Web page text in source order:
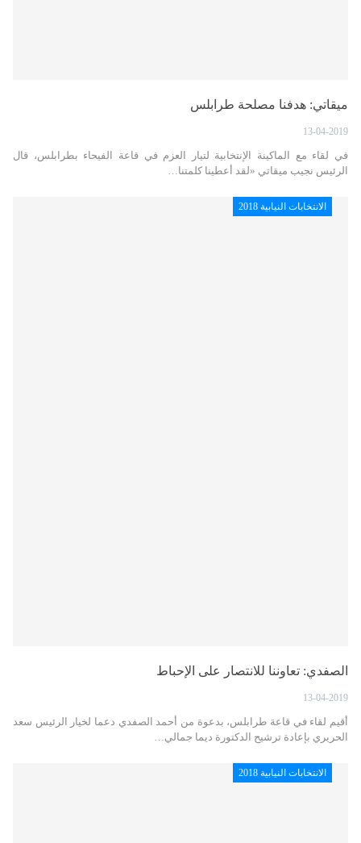
ميقاتي: هدفنا مصلحة طرابلس
13-04-2019
في لقاء مع الماكينة الإنتخابية لتيار العزم في قاعة الفيحاء بطرابلس، قال
الرئيس نجيب ميقاتي «لقد أعطينا كلمتنا…
الانتخابات النيابية 2018
الصفدي: تعاوننا للانتصار على الإحباط
13-04-2019
أقيم لقاء في قاعة طرابلس، بدعوة من أحمد الصفدي دعما لخيار الرئيس سعد
الحريري بإعادة ترشيح الدكتورة ديما جمالي…
الانتخابات النيابية 2018